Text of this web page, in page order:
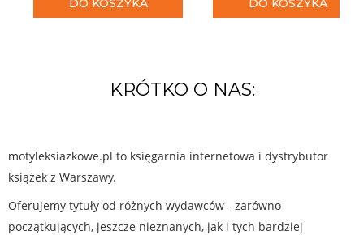
DO KOSZYKA DO KOSZYKA
KRÓTKO O NAS:
motyleksiazkowe.pl to księgarnia internetowa i dystrybutor
książek z Warszawy.
Oferujemy tytuły od różnych wydawców - zarówno
początkujących, jeszcze nieznanych, jak i tych bardziej